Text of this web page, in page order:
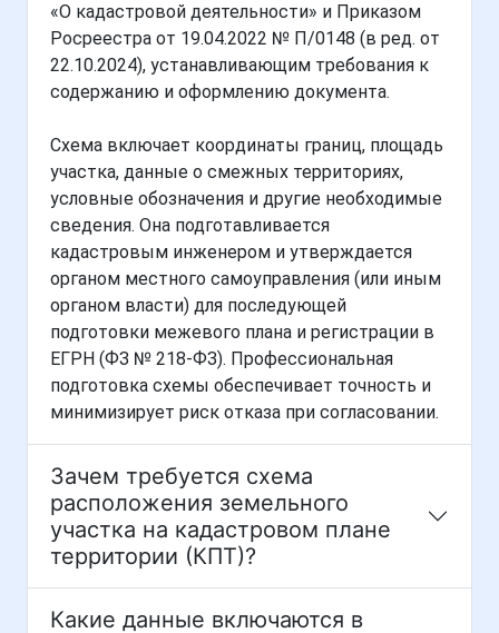
«О кадастровой деятельности» и Приказом
Росреестра от 19.04.2022 № П/0148 (в ред. от
22.10.2024), устанавливающим требования к
содержанию и оформлению документа.
Схема включает координаты границ, площадь
участка, данные о смежных территориях,
условные обозначения и другие необходимые
сведения. Она подготавливается
кадастровым инженером и утверждается
органом местного самоуправления (или иным
органом власти) для последующей
подготовки межевого плана и регистрации в
ЕГРН (ФЗ № 218-ФЗ). Профессиональная
подготовка схемы обеспечивает точность и
минимизирует риск отказа при согласовании.
Зачем требуется схема
расположения земельного
участка на кадастровом плане
территории (КПТ)?
Какие данные включаются в